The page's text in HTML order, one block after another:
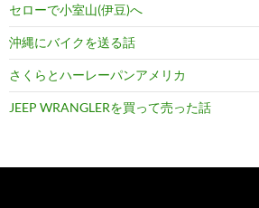
セローで小室山(伊豆)へ
沖縄にバイクを送る話
さくらとハーレーパンアメリカ
JEEP WRANGLERを買って売った話